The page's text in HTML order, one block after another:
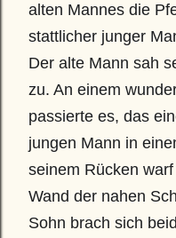
alten Mannes die
stattlicher junger
Der alte Mann sah
zu. An einem
passierte es, das
jungen Mann in
seinem Rücken
Wand der nahen
Sohn brach sich